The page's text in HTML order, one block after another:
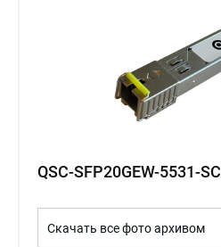
QSC-SFP20GEW-5531-SC
Скачать все фото архивом